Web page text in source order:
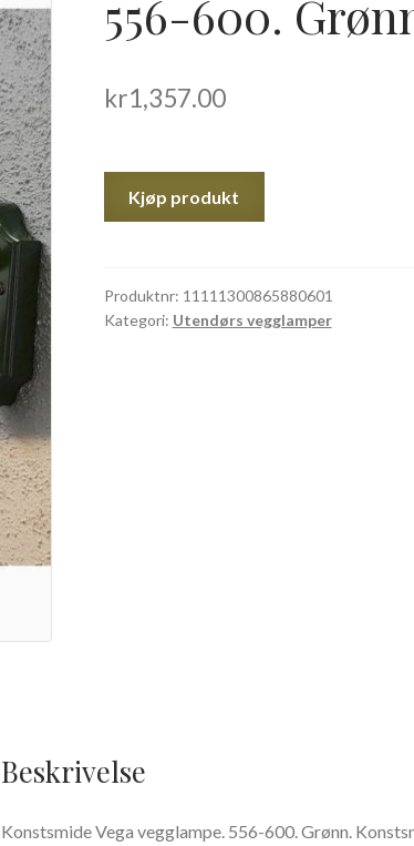
556-600.
kr1,357.00
Kjøp produkt
Produktnr: 11111300865880601
Kategori: Utendørs vegglamper
Beskrivelse
Konstsmide Vega vegglampe. 556-600. Grønn.